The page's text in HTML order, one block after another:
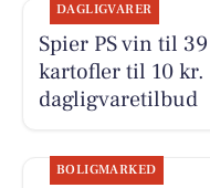
DAGLIGVARER
Spier PS vin til
kartofler til 10 kr.
dagligvaretilbud
BOLIGMARKED